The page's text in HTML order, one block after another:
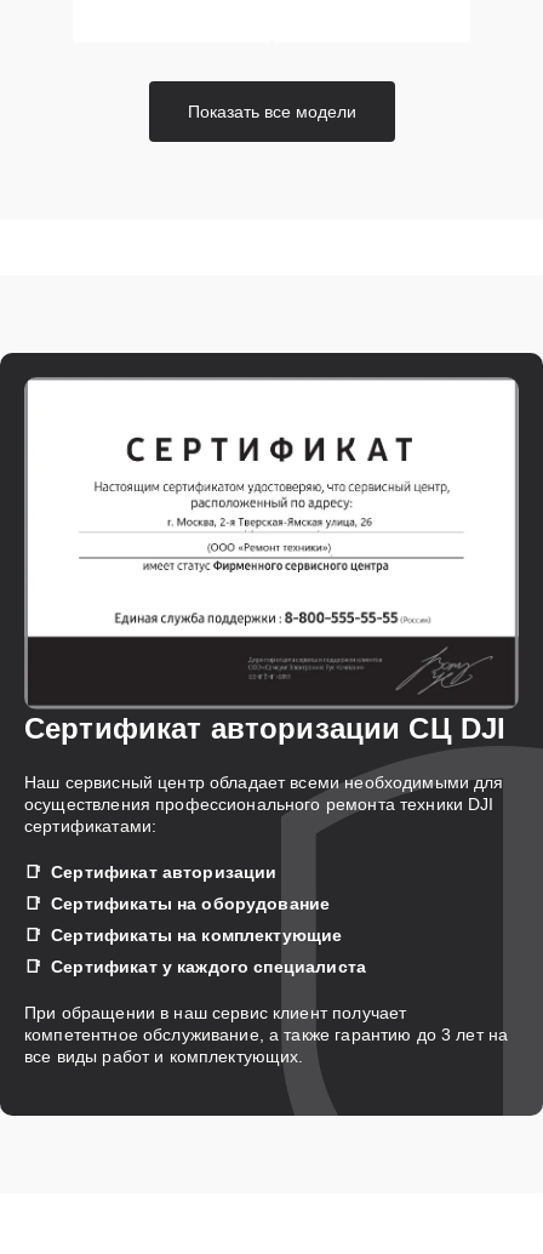
Показать все модели
Сертификат авторизации СЦ DJI
Наш сервисный центр обладает всеми необходимыми для
осуществления профессионального ремонта техники DJI
сертификатами:
Сертификат авторизации
Сертификаты на оборудование
Сертификаты на комплектующие
Сертификат у каждого специалиста
При обращении в наш сервис клиент получает
компетентное обслуживание, а также гарантию до 3 лет на
все виды работ и комплектующих.